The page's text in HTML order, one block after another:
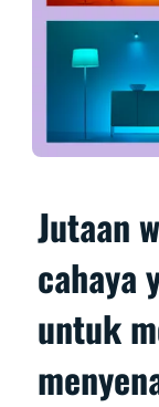
Jutaan
cahaya
untuk